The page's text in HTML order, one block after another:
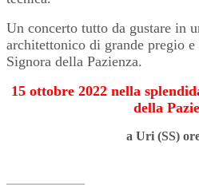
Un concerto tutto da gustare in
architettonico di grande pregio
Signora della Pazienza.
15 ottobre 2022 nella
della
a Uri (SS)